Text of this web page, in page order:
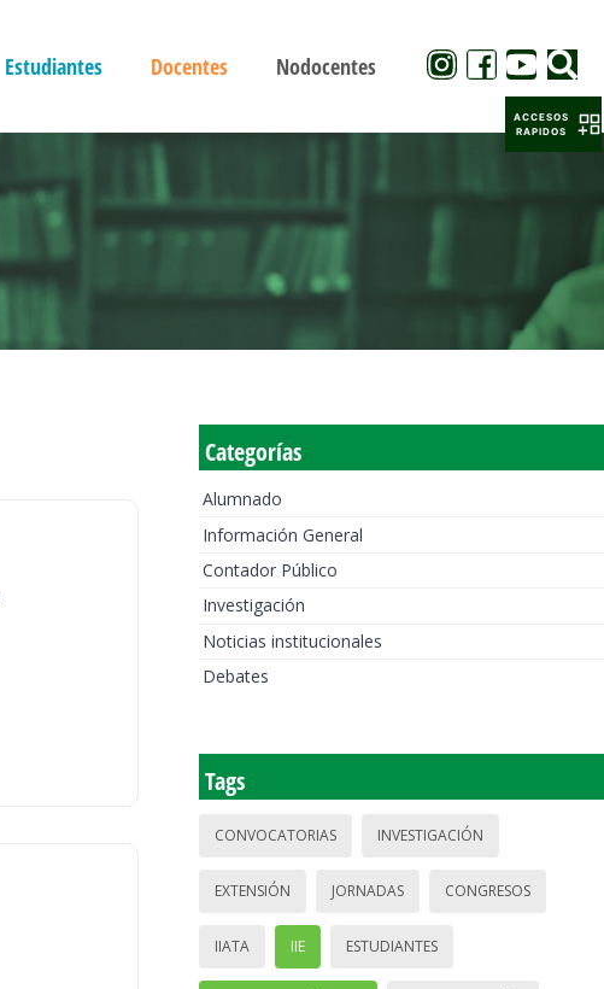
Estudiantes Docentes Nodocentes
Categorías
Alumnado
Información General
Contador Público
Investigación
Noticias institucionales
Debates
Tags
CONVOCATORIAS INVESTIGACIÓN
EXTENSIÓN JORNADAS CONGRESOS
IIATA IIE ESTUDIANTES
ACCESOS
RAPIDOS